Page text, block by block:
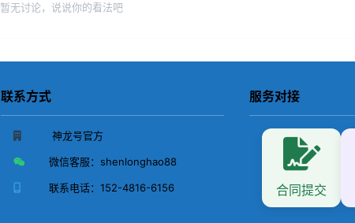
暂无讨论，说说你的看法吧
联系方式
神龙号官方
微信客服： shenlonghao88
联系电话： 152-4816-6156
服务对接
合同提交